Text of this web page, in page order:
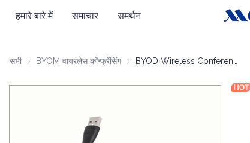
हमारे बारे में समाचार समर्थन
सभी BYOM वायरलेस कॉन्फ्रेंसिंग BYOM वायरलेस कॉन्फ्रेंसिंग